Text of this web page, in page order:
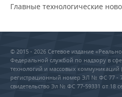
Главные технологические
© 2015 - 2026 Сетевое издание
Федеральной службой по надзору в
технологий и массовых коммуникаций
регистрационный номер ЭЛ № ФС 77 -
свидетельство Эл № ФС 77-59331 от 18